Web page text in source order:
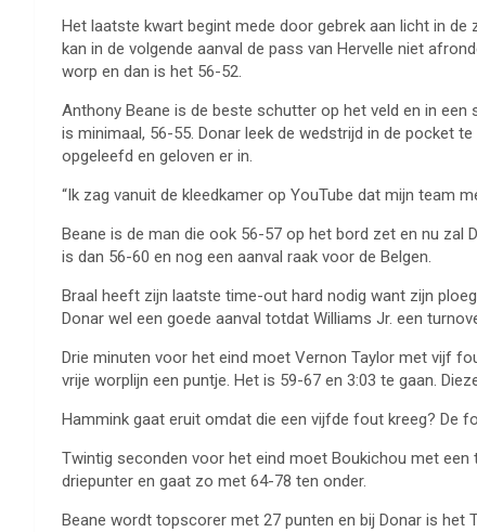
Het laatste kwart begint mede door gebrek aan licht in
kan in de volgende aanval de pass van Hervelle niet
worp en dan is het 56-52.
Anthony Beane is de beste schutter op het veld en in
is minimaal, 56-55. Donar leek de wedstrijd in de pocket
opgeleefd en geloven er in.
“Ik zag vanuit de kleedkamer op YouTube dat mijn team
Beane is de man die ook 56-57 op het bord zet en nu zal
is dan 56-60 en nog een aanval raak voor de Belgen.
Braal heeft zijn laatste time-out hard nodig want zijn
Donar wel een goede aanval totdat Williams Jr. een
Drie minuten voor het eind moet Vernon Taylor met vijf
vrije worplijn een puntje. Het is 59-67 en 3:03 te gaan.
Hammink gaat eruit omdat die een vijfde fout kreeg? De
Twintig seconden voor het eind moet Boukichou met
driepunter en gaat zo met 64-78 ten onder.
Beane wordt topscorer met 27 punten en bij Donar is het